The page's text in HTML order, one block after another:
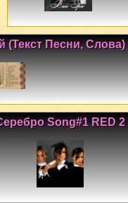
Песни, Слова)
Song#1 RED 2